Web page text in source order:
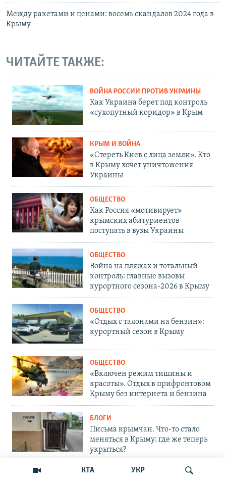
КТА УКР
Между ракетами и ценами: восемь скандалов 2024 года в
Крыму
ЧИТАЙТЕ ТАКЖЕ:
ВОЙНА РОССИИ ПРОТИВ УКРАИНЫ
Как Украина берет под контроль
«сухопутный коридор» в Крым
КРЫМ И ВОЙНА
«Стереть Киев с лица земли». Кто
в Крыму хочет уничтожения
Украины
ОБЩЕСТВО
Как Россия «мотивирует»
крымских абитуриентов
поступать в вузы Украины
ОБЩЕСТВО
Война на пляжах и тотальный
контроль: главные вызовы
курортного сезона-2026 в Крыму
ОБЩЕСТВО
«Отдых с талонами на бензин»:
курортный сезон в Крыму
ОБЩЕСТВО
«Включен режим тишины и
красоты». Отдых в прифронтовом
Крыму без интернета и бензина
БЛОГИ
Письма крымчан. Что-то стало
меняться в Крыму: где же теперь
укрыться?
ОБЩЕСТВО